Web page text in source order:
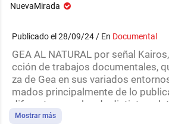
NuevaMirada
Publicado el 28/09/24 / En Documental
⁣⁣GEA AL NATURAL por señal
cción de trabajos documentales,
za de Gea en sus variados
mados principalmente de lo
diferentes canales de distintas
t. Gracias a todos los que lo hacen
Mostrar más